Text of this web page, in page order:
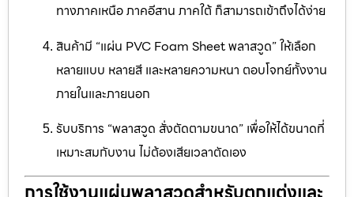
ทางภาคเหนือ ภาคอีสาน ภาคใต้ ก็สามารถเข้าถึงได้ง่าย
สินค้ามี “แผ่น PVC Foam Sheet พลาสวูด” ให้เลือก
หลายแบบ หลายสี และหลายความหนา ตอบโจทย์ทั้งงาน
ภายในและภายนอก
รับบริการ “พลาสวูด สั่งตัดตามขนาด” เพื่อให้ได้ขนาดที่
เหมาะสมกับงาน ไม่ต้องเสียเวลาตัดเอง